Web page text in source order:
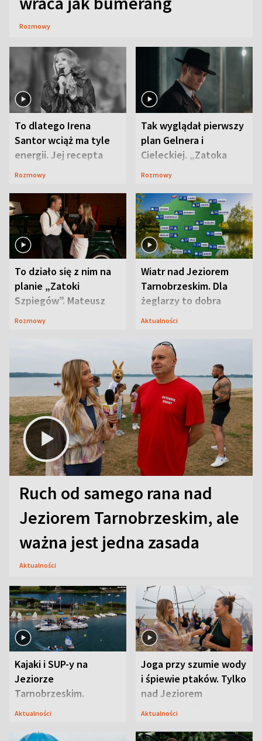
Rozmowy
To dlatego Irena
Santor wciąż ma tyle
energii. Jej recepta
jest zaskakująco
Rozmowy
Tak wyglądał pierwszy
plan Gelnera i
Cieleckiej. „Zatoka
szpiegów” od razu ich
Rozmowy
To działo się z nim na
planie „Zatoki
Szpiegów”. Mateusz
Janicki odsłonił
Rozmowy
Wiatr nad Jeziorem
Tarnobrzeskim. Dla
żeglarzy to dobra
wiadomość
Aktualności
Ruch od samego rana nad
Jeziorem Tarnobrzeskim, ale
ważna jest jedna zasada
Aktualności
Kajaki i SUP-y na
Jeziorze
Tarnobrzeskim.
Przyrodnicy zwracają
Aktualności
Joga przy szumie wody
i śpiewie ptaków. Tylko
nad Jeziorem
Tarnobrzeskim
Aktualności